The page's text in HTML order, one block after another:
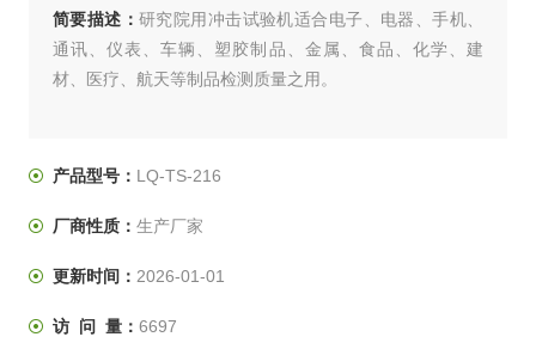
简要描述：研究院用冲击试验机适合电子、电器、手机、
通讯、仪表、车辆、塑胶制品、金属、食品、化学、建
材、医疗、航天等制品检测质量之用。
产品型号： LQ-TS-216
厂商性质： 生产厂家
更新时间： 2026-01-01
访 问 量： 6697